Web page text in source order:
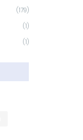
(179)
(1)
(1)